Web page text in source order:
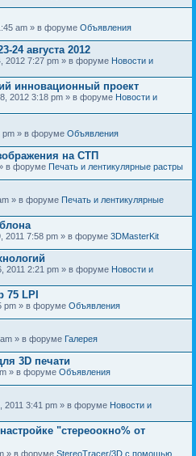
am » в форуме Объявления
24 августа 2012
2012 7:27 pm » в форуме Новости и
инновационный проект
2012 3:18 pm » в форуме Новости и
pm » в форуме Объявления
на СТП
в форуме Печать и лентикулярные растры
» в форуме Печать и лентикулярные
2011 7:58 pm » в форуме 3DMasterKit
2011 2:21 pm » в форуме Новости и
75 LPI
pm » в форуме Объявления
am » в форуме Галерея
3D печати
» в форуме Объявления
2011 3:41 pm » в форуме Новости и
"стереоокно% от
» в форуме StereoTracer/3D с помощью